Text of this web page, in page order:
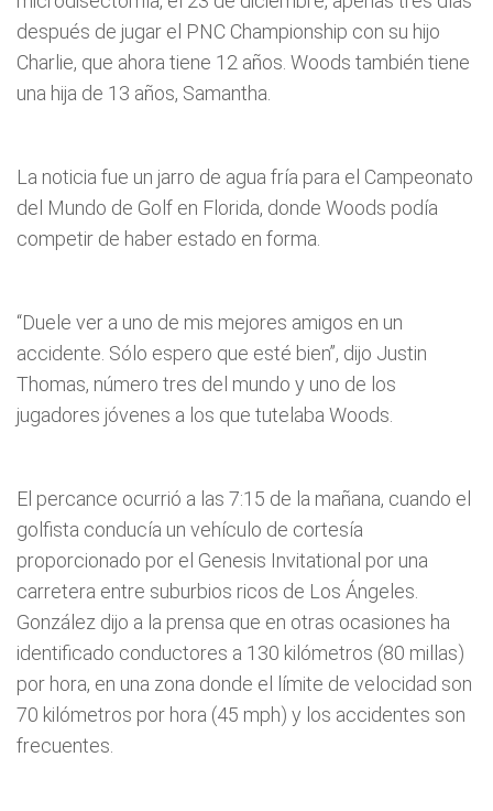
después de jugar el PNC Championship con su hijo
Charlie, que ahora tiene 12 años. Woods también tiene
una hija de 13 años, Samantha.
La noticia fue un jarro de agua fría para el Campeonato
del Mundo de Golf en Florida, donde Woods podía
competir de haber estado en forma.
“Duele ver a uno de mis mejores amigos en un
accidente. Sólo espero que esté bien”, dijo Justin
Thomas, número tres del mundo y uno de los
jugadores jóvenes a los que tutelaba Woods.
El percance ocurrió a las 7:15 de la mañana, cuando el
golfista conducía un vehículo de cortesía
proporcionado por el Genesis Invitational por una
carretera entre suburbios ricos de Los Ángeles.
González dijo a la prensa que en otras ocasiones ha
identificado conductores a 130 kilómetros (80 millas)
por hora, en una zona donde el límite de velocidad son
70 kilómetros por hora (45 mph) y los accidentes son
frecuentes.